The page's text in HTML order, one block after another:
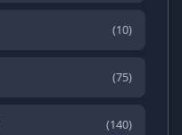
(10)
(75)
(140)